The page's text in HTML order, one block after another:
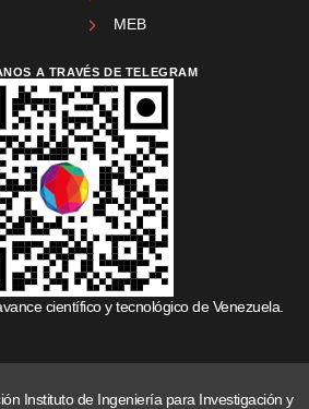
MEB
A TRAVÉS DE TELEGRAM
científico y tecnológico de Venezuela.
Instituto de Ingeniería para Investigación y